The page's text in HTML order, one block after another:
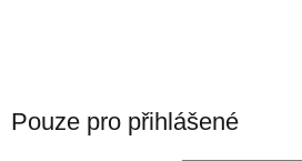
Pouze pro přihlášené